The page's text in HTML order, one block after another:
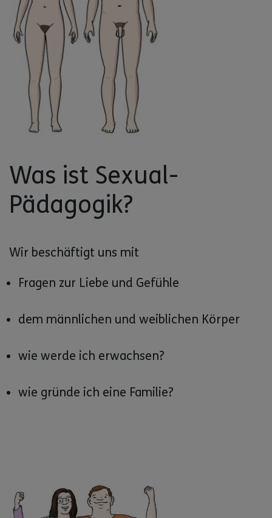
Was ist Sexual-
Pädagogik?
Wir beschäftigt uns mit
Fragen zur Liebe und Gefühle
dem männlichen und weiblichen Körper
wie werde ich erwachsen?
wie gründe ich eine Familie?